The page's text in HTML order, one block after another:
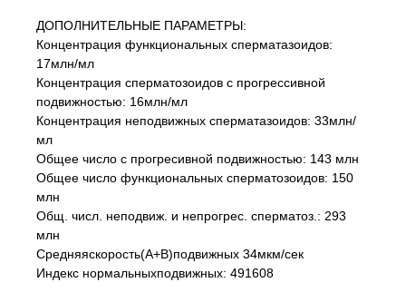
ДОПОЛНИТЕЛЬНЫЕ ПАРАМЕТРЫ:
Концентрация функциональных сперматазоидов:
17млн/мл
Концентрация сперматозоидов с прогрессивной
подвижностью: 16млн/мл
Концентрация неподвижных сперматазоидов: 33млн/
мл
Общее число с прогресивной подвижностью: 143 млн
Общее число функциональных сперматозоидов: 150
млн
Общ. числ. неподвиж. и непрогрес. сперматоз.: 293
млн
Средняяскорость(А+В)подвижных 34мкм/сек
Индекс нормальныхподвижных: 491608